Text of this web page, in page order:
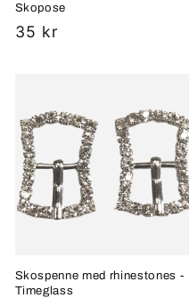
Skopose
Vanlig
35 kr
Skospenne med rhinestones -
Timeglass